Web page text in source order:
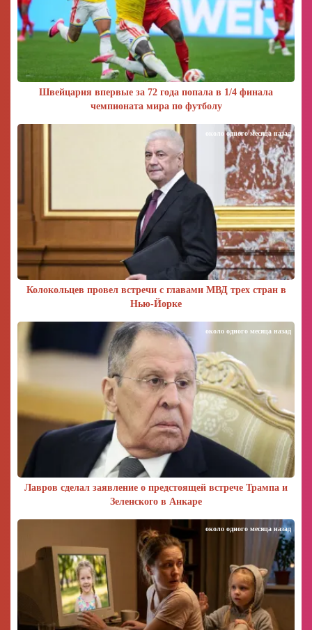
Швейцария впервые за 72 года попала в 1/4 финала
чемпионата мира по футболу
Колокольцев провел встречи с главами МВД трех стран в
Нью-Йорке
около одного месяца назад
Лавров сделал заявление о предстоящей встрече Трампа и
Зеленского в Анкаре
около одного месяца назад
около одного месяца назад